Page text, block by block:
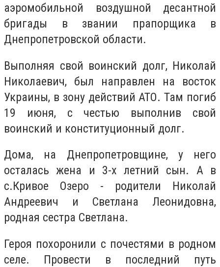
аэромобильной воздушной десантной
бригады в звании прапорщика в
Днепропетровской области.
Выполняя свой воинский долг, Николай
Николаевич, был направлен на восток
Украины, в зону действий АТО. Там погиб
19 июня, с честью выполнив свой
воинский и конституционный долг.
Дома, на Днепропетровщине, у него
осталась жена и 3-х летний сын. А в
с.Кривое Озеро - родители Николай
Андреевич и Светлана Леонидовна,
родная сестра Светлана.
Героя похоронили с почестями в родном
селе. Провести в последний путь